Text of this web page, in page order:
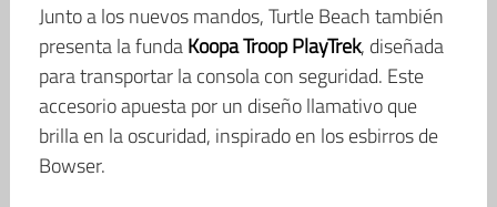
Junto a los nuevos mandos, Turtle Beach también
presenta la fundaKoopa Troop PlayTrek, diseñada
para transportar la consola con seguridad. Este
accesorio apuesta por un diseño llamativo que
brilla en la oscuridad, inspirado en los esbirros de
Bowser.